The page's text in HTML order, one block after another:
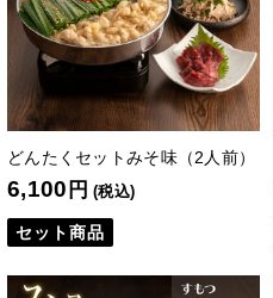
どんたくセットみそ味（2人前）
6,100 円 (税込)
セット商品